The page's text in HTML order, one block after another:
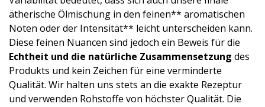
ätherische Ölmischung in den feinen** aromatischen
Noten oder der Intensität** leicht unterscheiden kann.
Diese feinen Nuancen sind jedoch ein Beweis für die
Echtheit und die natürliche Zusammensetzung des
Produkts und kein Zeichen für eine verminderte
Qualität. Wir halten uns stets an die exakte Rezeptur
und verwenden Rohstoffe von höchster Qualität. Die